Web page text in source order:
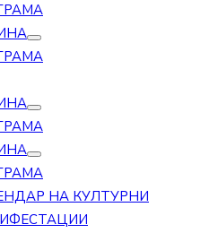
НА КУЛТУРНИ